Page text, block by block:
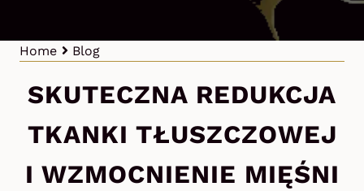
Home Blog
SKUTECZNA REDUKCJA
TKANKI TŁUSZCZOWEJ
I WZMOCNIENIE MIĘŚNI